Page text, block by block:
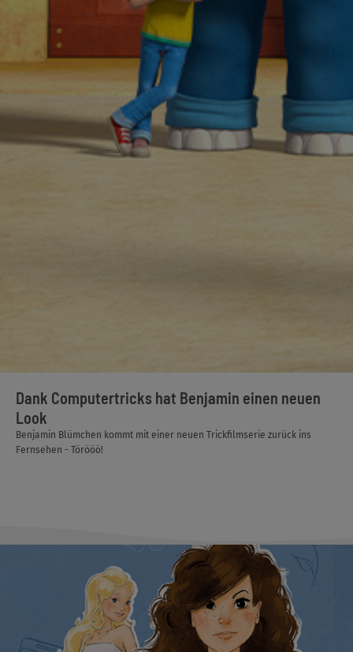
Dank Computertricks hat Benjamin einen neuen
Look
Benjamin Blümchen kommt mit einer neuen Trickfilmserie zurück ins
Fernsehen - Törööö!